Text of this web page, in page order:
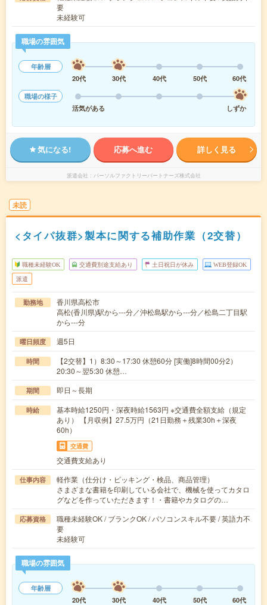
要
未経験可
職場の雰囲気
年齢層
20代
30代 40代 50代
60代
職場の様子
活気がある
しずか
気になる! 応募へ進む 詳しく見る
派遣会社 パーソルファクトリーパートナーズ株式会社
未読
<タイパ抜群>製本に関する補助作業（2交替）
職種未経験OK 交通費別途支給あり 土日祝日が休み WEB登録OK
派遣
勤務地
香川県高松市
高松(香川県)駅から---分／沖松島駅から---分／松島二丁目駅
から---分
曜日頻度 週5日
時間
【2交替】1）8:30～17:30 休憩60分 [実働]8時間00分2）
20:30～翌5:30 休憩…
期間 即日～長期
時給
基本時給1250円・深夜時給1563円 ※交通費全額支給（規定
あり） 【月収例】27.5万円（21日勤務＋残業30h＋深夜
60h）
交通費
交通費支給あり
仕事内容
軽作業（仕分け・ピッキング・検品、商品管理）
さまざまな書籍を印刷している会社で、機械を使ってカタロ
グなどを作っていただきます！・書籍やカタログの…
応募資格
職種未経験OK / ブランクOK / パソコンスキル不要 / 英語力不
要
未経験可
職場の雰囲気
年齢層
20代
30代 40代 50代
60代